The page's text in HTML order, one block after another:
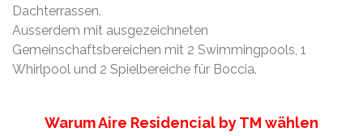
Dachterrassen.
Ausserdem mit ausgezeichneten
Gemeinschaftsbereichen mit 2 Swimmingpools, 1
Whirlpool und 2 Spielbereiche für Boccia.
Warum Aire Residencial by TM wählen